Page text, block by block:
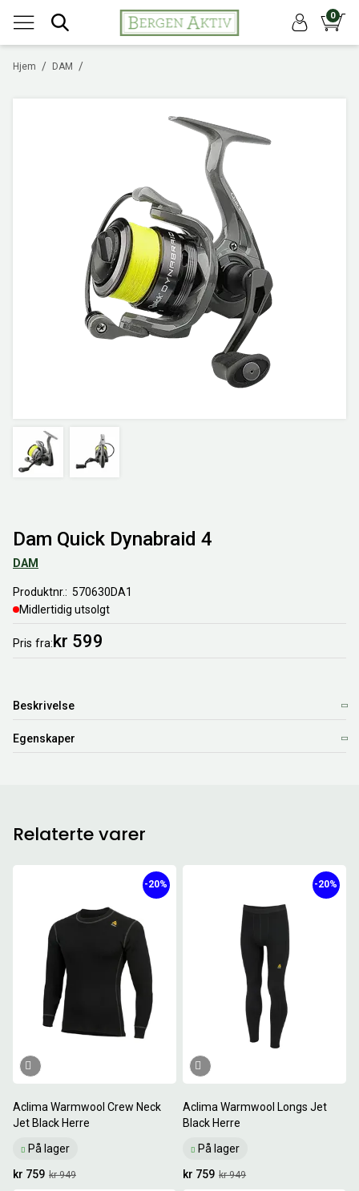
0
/
Hjem /
DAM
Dam Quick Dynabraid 4
DAM
Produktnr.
570630DA1
Midlertidig utsolgt
Pris fra kr 599
Beskrivelse
Egenskaper
Relaterte varer
Aclima Warmwool Crew Neck
Jet Black Herre
På lager
-20%
kr 949
kr 759
Aclima Warmwool Longs Jet
Black Herre
På lager
-20%
kr 949
kr 759